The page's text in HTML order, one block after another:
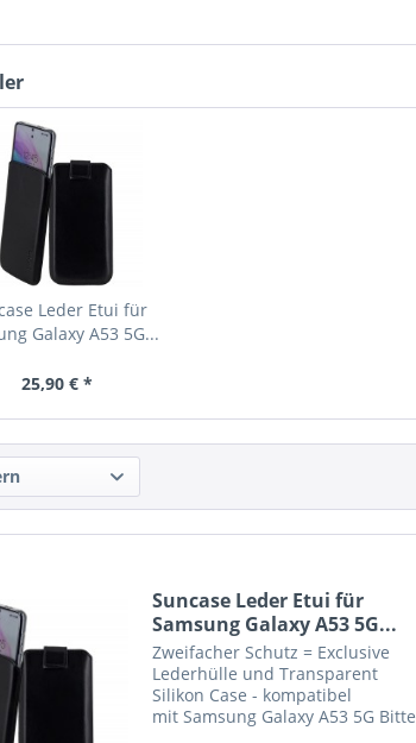
Leder Etui für
Galaxy A53 5G...
25,90 € *
Suncase Leder Etui für
Samsung Galaxy A53 5G...
Zweifacher Schutz = Exclusive
Lederhülle und Transparent
Silikon Case - kompatibel
mit Samsung Galaxy A53 5G Bitte